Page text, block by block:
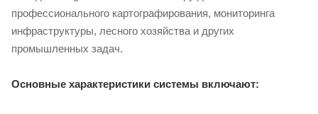
профессионального картографирования, мониторинга
инфраструктуры, лесного хозяйства и других
промышленных задач.
Основные характеристики системы включают: